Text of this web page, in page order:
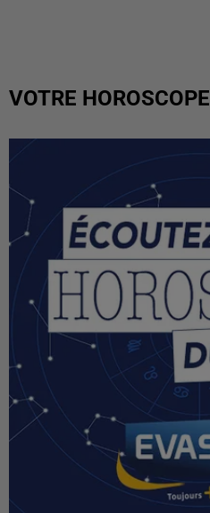
VOTRE HOROSCOPE